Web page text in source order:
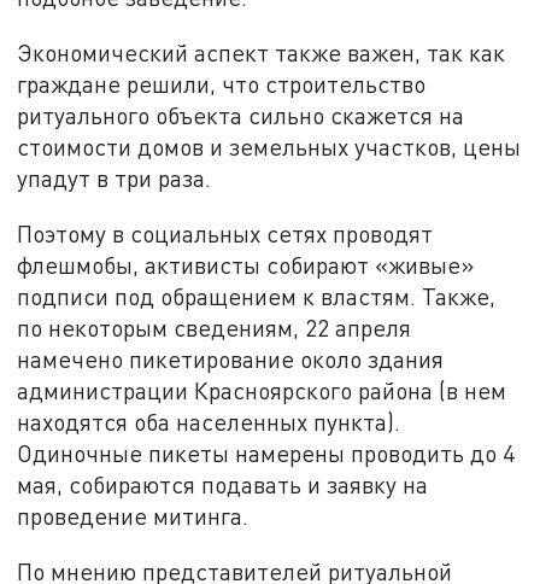
Экономический аспект также важен, так как
граждане решили, что строительство
ритуального объекта сильно скажется на
стоимости домов и земельных участков, цены
упадут в три раза.
Поэтому в социальных сетях проводят
флешмобы, активисты собирают «живые»
подписи под обращением к властям. Также,
по некоторым сведениям, 22 апреля
намечено пикетирование около здания
администрации Красноярского района (в нем
находятся оба населенных пункта).
Одиночные пикеты намерены проводить до 4
мая, собираются подавать и заявку на
проведение митинга.
По мнению представителей ритуальной